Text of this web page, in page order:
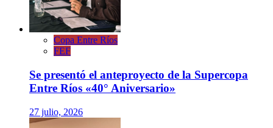
Copa Entre Ríos
FEF
Se presentó el anteproyecto de la Supercopa
Entre Ríos «40° Aniversario»
27 julio, 2026